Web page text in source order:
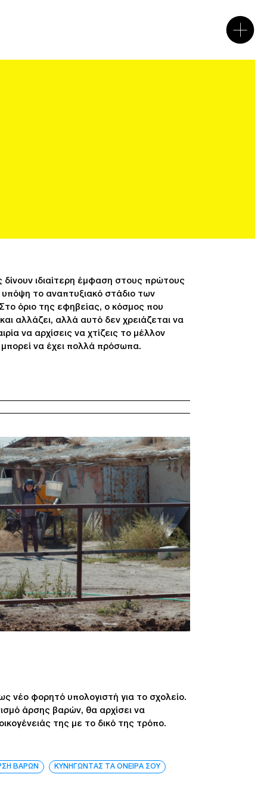
δίνουν ιδιαίτερη έμφαση στους πρώτους
το αναπτυξιακό στάδιο των
όριο της εφηβείας, ο κόσμος που
αλλάζει, αλλά αυτό δεν χρειάζεται να
να αρχίσεις να χτίζεις το μέλλον
να έχει πολλά πρόσωπα.
νέο φορητό υπολογιστή για το σχολείο.
άρσης βαρών, θα αρχίσει να
της με το δικό της τρόπο.
ΒΑΡΩΝ ΚΥΝΗΓΩΝΤΑΣ ΤΑ ΟΝΕΙΡΑ ΣΟΥ